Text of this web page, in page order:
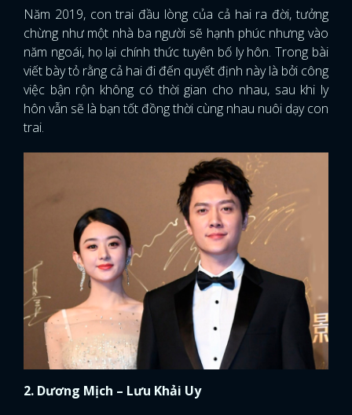
Năm 2019, con trai đầu lòng của cả hai ra đời, tưởng
chừng như một nhà ba người sẽ hạnh phúc nhưng vào
năm ngoái, họ lại chính thức tuyên bố ly hôn. Trong bài
viết bày tỏ rằng cả hai đi đến quyết định này là bởi công
việc bận rộn không có thời gian cho nhau, sau khi ly
hôn vẫn sẽ là bạn tốt đồng thời cùng nhau nuôi dạy con
trai.
2. Dương Mịch – Lưu Khải Uy